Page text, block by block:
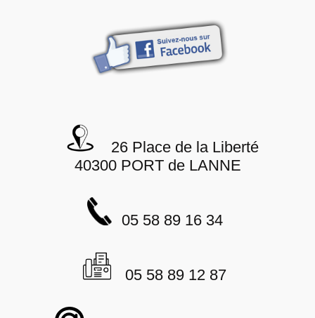
26 Place de la Liberté
40300 PORT de LANNE
05 58 89 16 34
05 58 89 12 87